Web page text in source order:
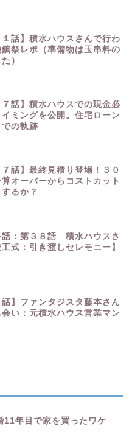
１話】積水ハウスさんで行わ
祭レポ（準備物は玉串料の
）
７話】積水ハウスでの現金必
ミングを公開。住宅ローン
の軌跡
７話】最終見積り登場！３０
算オーバーからコストカット
るか？
話：第３８話 積水ハウスさ
工式：引き渡しセレモニー】
話】ファンタジスタ藤本さん
会い：元積水ハウス営業マン
11年目で家を買ったワケ